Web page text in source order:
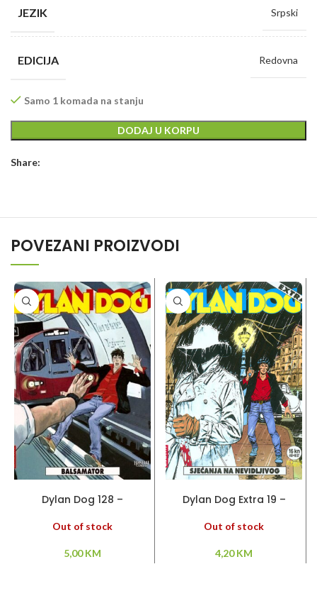
JEZIK Srpski
EDICIJA Redovna
Samo 1 komada na stanju
DODAJ U KORPU
Share:
POVEZANI PROIZVODI
Dylan Dog 128 –
Out of stock
5,00KM
Dylan Dog Extra 19 –
Out of stock
4,20KM